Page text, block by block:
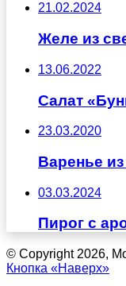
21.02.2024
Желе из
13.06.2022
Салат
23.03.2020
Варенье
03.03.2024
Пирог с
© Copyright 2026,
Кнопка «Наверх»